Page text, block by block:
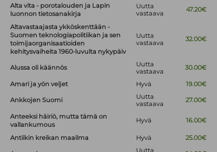
Alta vita - porotalouden ja Lapin
luonnon tietosanakirja
Uutta
vastaava
47.20€
Altavastaajasta ykköskenttään -
Suomen teknologiapolitiikan ja sen
toimijaorganisaatioiden
kehitysvaiheita 1960-luvulta nykypäiv
Uutta
vastaava
32.00€
Alussa oli käännös
Uutta
vastaava
30.00€
Amari ja yön veljet Hyvä 19.00€
Ankkojen Suomi
Uutta
vastaava
27.00€
Anteeksi häiriö, mutta tämä on
vallankumous
Hyvä 16.00€
Antiikin kreikan maailma Hyvä 25.00€
Uutta